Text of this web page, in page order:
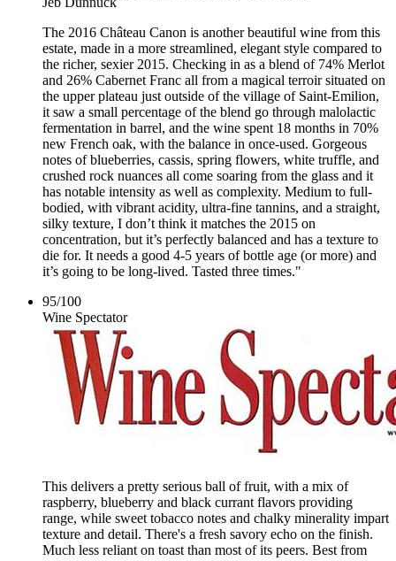
The 2016 Château Canon is another beautiful wine from this
estate, made in a more streamlined, elegant style compared to
the richer, sexier 2015. Checking in as a blend of 74% Merlot
and 26% Cabernet Franc all from a magical terroir situated on
the upper plateau just outside of the village of Saint-Emilion,
it saw a small percentage of the blend go through malolactic
fermentation in barrel, and the wine spent 18 months in 70%
new French oak, with the balance in once-used. Gorgeous
notes of blueberries, cassis, spring flowers, white truffle, and
crushed rock nuances all come soaring from the glass and it
has notable intensity as well as complexity. Medium to full-
bodied, with vibrant acidity, ultra-fine tannins, and a straight,
silky texture, I don’t think it matches the 2015 on
concentration, but it’s perfectly balanced and has a texture to
die for. It needs a good 4-5 years of bottle age (or more) and
it’s going to be long-lived. Tasted three times."
95/100
Wine Spectator
This delivers a pretty serious ball of fruit, with a mix of
raspberry, blueberry and black currant flavors providing
range, while sweet tobacco notes and chalky minerality impart
texture and detail. There's a fresh savory echo on the finish.
Much less reliant on toast than most of its peers. Best from